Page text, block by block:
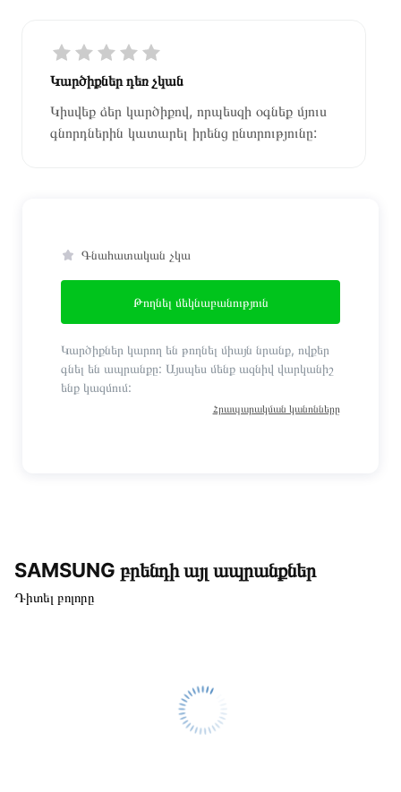
Կարծիքներ դեռ չկան
Կիսվեք ձեր կարծիքով, որպեսզի օգնեք մյուս
գնորդներին կատարել իրենց ընտրությունը:
Գնահատական չկա
Թողնել մեկնաբանություն
Կարծիքներ կարող են թողնել միայն նրանք, ովքեր
գնել են ապրանքը: Այսպես մենք ազնիվ վարկանիշ
ենք կազմում:
Հրապարակման կանոնները
SAMSUNG բրենդի այլ ապրանքներ
Դիտել բոլորը